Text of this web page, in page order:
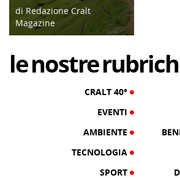
di Redazione Cralt
Magazine
lenostre
CRALT 40°
EVENTI
AMBIENTE
TECNOLOGIA
SPORT